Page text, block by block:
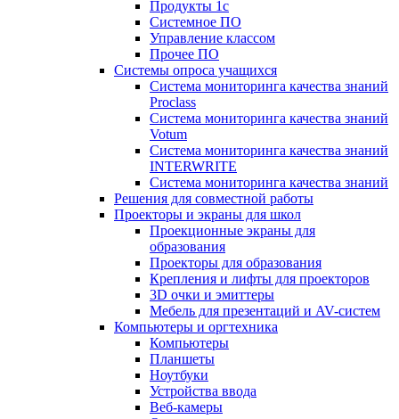
Продукты 1с
Системное ПО
Управление классом
Прочее ПО
Системы опроса учащихся
Система мониторинга качества знаний
Proclass
Система мониторинга качества знаний
Votum
Система мониторинга качества знаний
INTERWRITE
Система мониторинга качества знаний
Решения для совместной работы
Проекторы и экраны для школ
Проекционные экраны для
образования
Проекторы для образования
Крепления и лифты для проекторов
3D очки и эмиттеры
Мебель для презентаций и AV-систем
Компьютеры и оргтехника
Компьютеры
Планшеты
Ноутбуки
Устройства ввода
Веб-камеры